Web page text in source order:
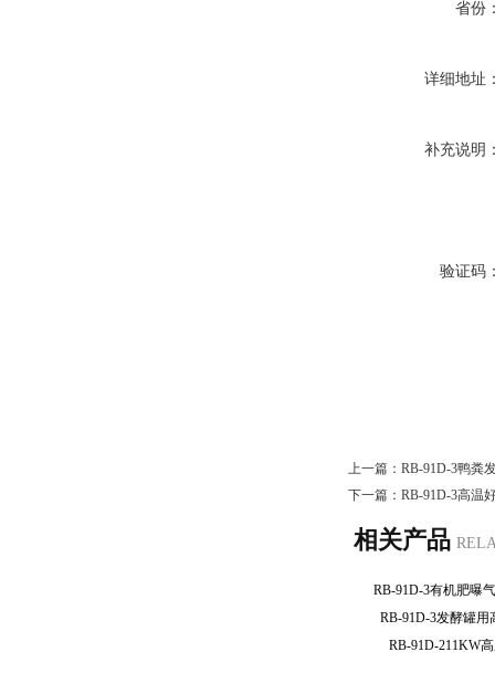
省份
详细地址
补充说明
验证码
上一篇： RB-91D-3鸭粪
下一篇： RB-91D-3高温
相关产品
RB-91D-3有机肥
RB-91D-3发酵罐
RB-91D-211KW